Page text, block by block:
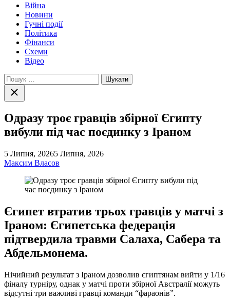
Війна
Новини
Гучні події
Політика
Фінанси
Схеми
Відео
Пошук:
Закрити
пошук
Одразу троє гравців збірної Єгипту
вибули під час поєдинку з Іраном
5 Липня, 20265 Липня, 2026
Максим Власов
Єгипет втратив трьох гравців у матчі з
Іраном: Єгипетська федерація
підтвердила травми Салаха, Сабера та
Абдельмонема.
Нічийний результат з Іраном дозволив єгиптянам вийти у 1/16
фіналу турніру, однак у матчі проти збірної Австралії можуть
відсутні три важливі гравці команди “фараонів”.